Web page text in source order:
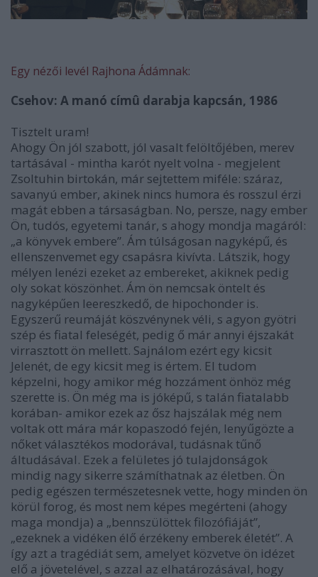
Egy nézői levél Rajhona Ádámnak:
Csehov: A manó címû darabja kapcsán, 1986
Tisztelt uram!
Ahogy Ön jól szabott, jól vasalt felöltőjében, merev
tartásával - mintha karót nyelt volna - megjelent
Zsoltuhin birtokán, már sejtettem miféle: száraz,
savanyú ember, akinek nincs humora és rosszul érzi
magát ebben a társaságban. No, persze, nagy ember
Ön, tudós, egyetemi tanár, s ahogy mondja magáról:
„a könyvek embere”. Ám túlságosan nagyképű, és
ellenszenvemet egy csapásra kivívta. Látszik, hogy
mélyen lenézi ezeket az embereket, akiknek pedig
oly sokat köszönhet. Ám ön nemcsak öntelt és
nagyképűen leereszkedő, de hipochonder is.
Egyszerű reumáját köszvénynek véli, s agyon gyötri
szép és fiatal feleségét, pedig ő már annyi éjszakát
virrasztott ön mellett. Sajnálom ezért egy kicsit
Jelenét, de egy kicsit meg is értem. El tudom
képzelni, hogy amikor még hozzáment önhöz még
szerette is. Ön még ma is jóképű, s talán fiatalabb
korában- amikor ezek az ősz hajszálak még nem
voltak ott mára már kopaszodó fején, lenyűgözte a
nőket választékos modorával, tudásnak tűnő
áltudásával. Ezek a felületes jó tulajdonságok
mindig nagy sikerre számíthatnak az életben. Ön
pedig egészen természetesnek vette, hogy minden ön
körül forog, és most nem képes megérteni (ahogy
maga mondja) a „bennszülöttek filozófiáját”,
„ezeknek a vidéken élő érzékeny emberek életét”. A
így azt a tragédiát sem, amelyet közvetve ön idézet
elő a jövetelével, s azzal az elhatározásával, hogy